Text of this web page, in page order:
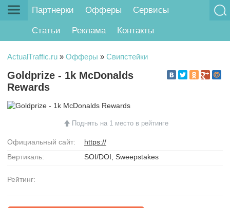
Партнерки Офферы Сервисы
Статьи Реклама Контакты
ActualTraffic.ru » Офферы » Свипстейки
Goldprize - 1k McDonalds
Rewards
Поднять на 1 место в рейтинге
Официальный сайт:
https://
Вертикаль:
SOI/DOI, Sweepstakes
Рейтинг: